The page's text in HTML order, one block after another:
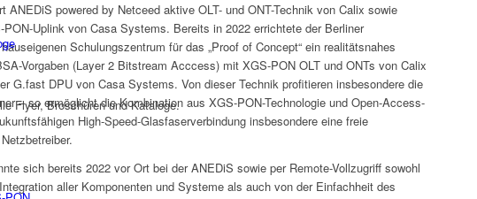
Flyer, Broschüren und Kataloge.
ANEDiS powered by Netceed aktive OLT- und ONT-Technik von Calix sowie
Uplink von Casa Systems. Bereits in 2022 errichtete der Berliner
Schulungszentrum für das „Proof of Concept“ ein realitätsnahes
Vorgaben (Layer 2 Bitstream Acccess) mit XGS-PON OLT und ONTs von Calix
G.fast DPU von Casa Systems. Von dieser Technik profitieren insbesondere die
– so ermöglicht die Kombination aus XGS-PON-Technologie und Open-Access-
High-Speed-Glasfaserverbindung insbesondere eine freie
sich bereits 2022 vor Ort bei der ANEDiS sowie per Remote-Vollzugriff sowohl
aller Komponenten und Systeme als auch von der Einfachheit des